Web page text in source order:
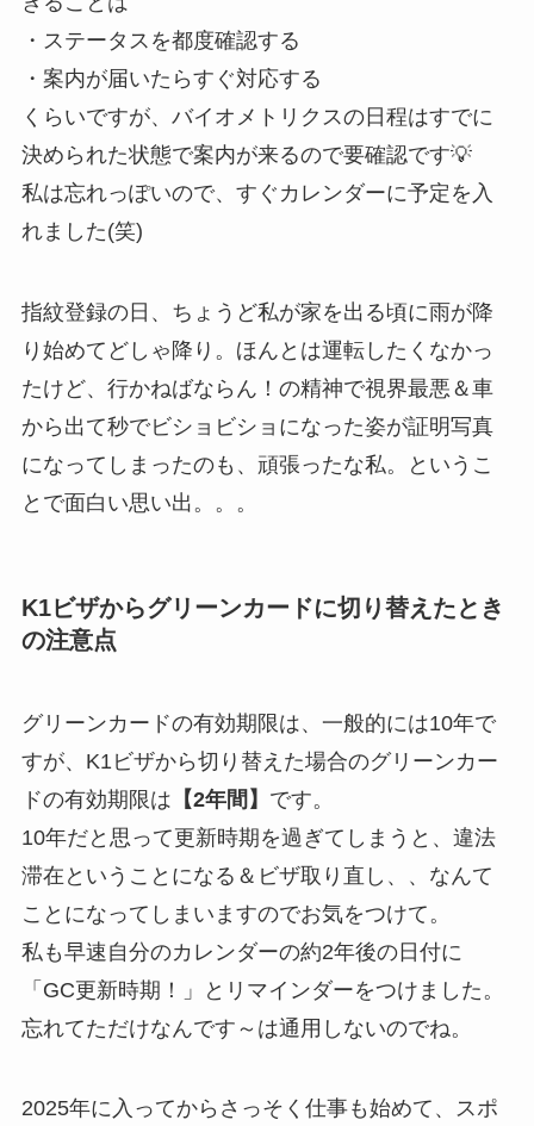
・ステータスを都度確認する
・案内が届いたらすぐ対応する
くらいですが、バイオメトリクスの日程はすでに
決められた状態で案内が来るので要確認です💡
私は忘れっぽいので、すぐカレンダーに予定を入
れました(笑)
指紋登録の日、ちょうど私が家を出る頃に雨が降
り始めてどしゃ降り。ほんとは運転したくなかっ
たけど、行かねばならん！の精神で視界最悪＆車
から出て秒でビショビショになった姿が証明写真
になってしまったのも、頑張ったな私。というこ
とで面白い思い出。。。
K1ビザからグリーンカードに切り替えたとき
の注意点
グリーンカードの有効期限は、一般的には10年で
すが、K1ビザから切り替えた場合のグリーンカー
ドの有効期限は 【2年間】 です。
10年だと思って更新時期を過ぎてしまうと、違法
滞在ということになる＆ビザ取り直し、、なんて
ことになってしまいますのでお気をつけて。
私も早速自分のカレンダーの約2年後の日付に
「GC更新時期！」とリマインダーをつけました。
忘れてただけなんです～は通用しないのでね。
2025年に入ってからさっそく仕事も始めて、スポ